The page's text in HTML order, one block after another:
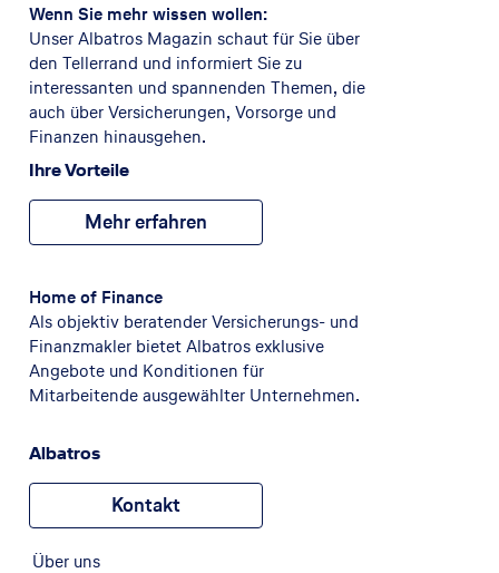
Wenn Sie mehr wissen wollen:
Unser Albatros Magazin schaut für Sie über
den Tellerrand und informiert Sie zu
interessanten und spannenden Themen, die
auch über Versicherungen, Vorsorge und
Finanzen hinausgehen.
Ihre Vorteile
Mehr erfahren
Home of Finance
Als objektiv beratender Versicherungs- und
Finanzmakler bietet Albatros exklusive
Angebote und Konditionen für
Mitarbeitende ausgewählter Unternehmen.
Albatros
Kontakt
Über uns